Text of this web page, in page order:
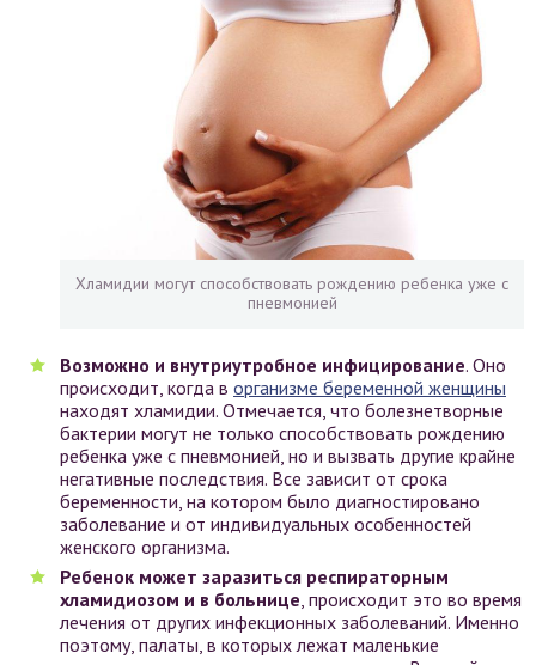
Хламидии могут способствовать рождению ребенка уже с
пневмонией
Возможно и внутриутробное инфицирование. Оно
происходит, когда в организме беременной женщины
находят хламидии. Отмечается, что болезнетворные
бактерии могут не только способствовать рождению
ребенка уже с пневмонией, но и вызвать другие крайне
негативные последствия. Все зависит от срока
беременности, на котором было диагностировано
заболевание и от индивидуальных особенностей
женского организма.
Ребенок может заразиться респираторным
хламидиозом и в больнице , происходит это во время
лечения от других инфекционных заболеваний. Именно
поэтому, палаты, в которых лежат маленькие